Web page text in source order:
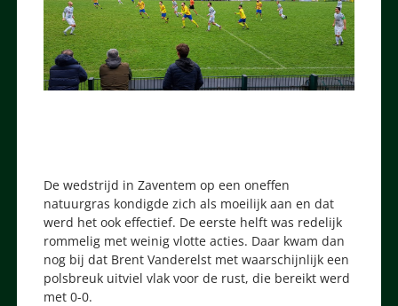
De wedstrijd in Zaventem op een oneffen
natuurgras kondigde zich als moeilijk aan en dat
werd het ook effectief. De eerste helft was redelijk
rommelig met weinig vlotte acties. Daar kwam dan
nog bij dat Brent Vanderelst met waarschijnlijk een
polsbreuk uitviel vlak voor de rust, die bereikt werd
met 0-0.